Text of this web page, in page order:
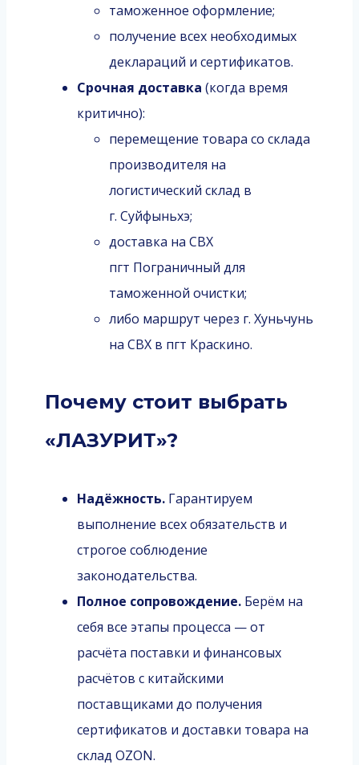
таможенное оформление;
получение всех необходимых
деклараций и сертификатов.
Срочная доставка (когда время
критично):
перемещение товара со склада
производителя на
логистический склад в
г. Суйфыньхэ;
доставка на СВХ
пгт Пограничный для
таможенной очистки;
либо маршрут через г. Хуньчунь
на СВХ в пгт Краскино.
Почему стоит выбрать
«ЛАЗУРИТ»?
Надёжность. Гарантируем
выполнение всех обязательств и
строгое соблюдение
законодательства.
Полное сопровождение. Берём на
себя все этапы процесса — от
расчёта поставки и финансовых
расчётов с китайскими
поставщиками до получения
сертификатов и доставки товара на
склад OZON.